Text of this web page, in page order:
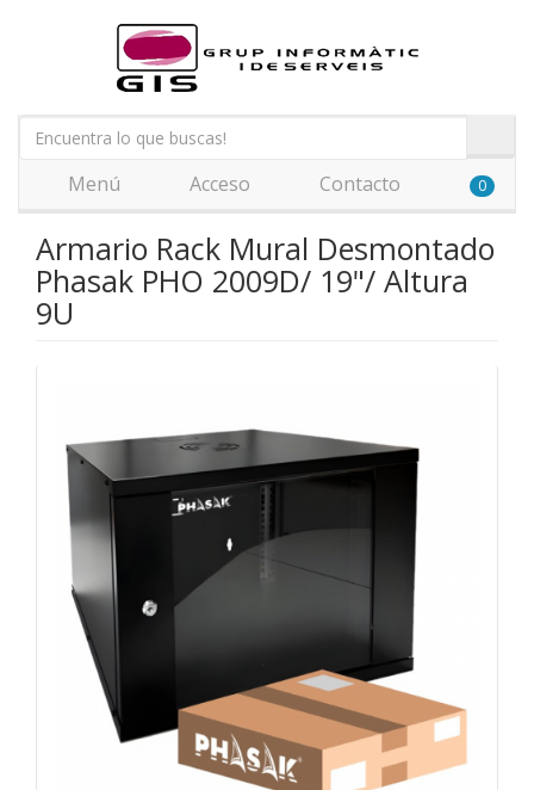
Menú Acceso Contacto 0
Armario Rack Mural Desmontado
Phasak PHO 2009D/ 19"/ Altura
9U